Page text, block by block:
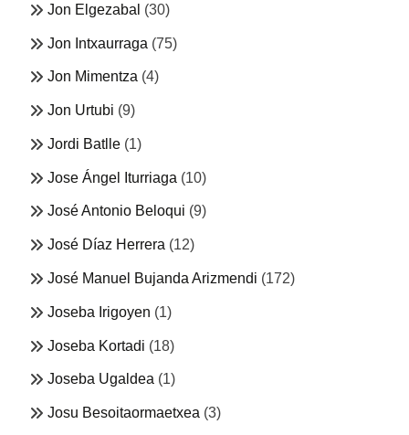
Jon Elgezabal (30)
Jon Intxaurraga (75)
Jon Mimentza (4)
Jon Urtubi (9)
Jordi Batlle (1)
Jose Ángel Iturriaga (10)
José Antonio Beloqui (9)
José Díaz Herrera (12)
José Manuel Bujanda Arizmendi (172)
Joseba Irigoyen (1)
Joseba Kortadi (18)
Joseba Ugaldea (1)
Josu Besoitaormaetxea (3)